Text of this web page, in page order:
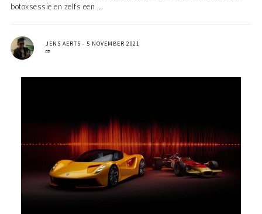
botoxsessie en zelfs een ...
JENS AERTS 5 NOVEMBER 2021